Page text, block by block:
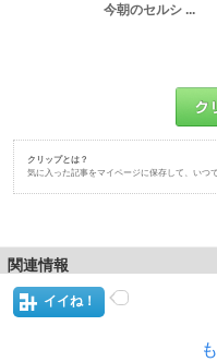
今朝のセルシ ...
クリップとは？
気に入った記事をマイページに保存して、いつ
関連情報
イイね！